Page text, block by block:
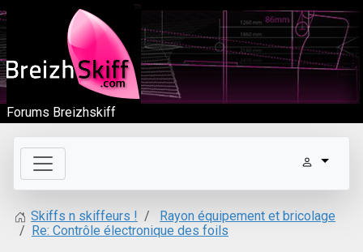
Forums Breizhskiff
Skiffs n skiffeurs !
Rayon équipement et bricolage
Re: Contrôle électronique des foils